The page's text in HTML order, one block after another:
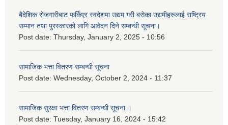
बैदेशिक रोजगारीबाट फर्किएर स्वदेशमा उद्यम गरी बसेका उद्यमीहरुलाई राष्‍ट्रिय
सम्मान तथा पुरस्कारको लागि आवेदन दिने सम्बन्धी सूचना।
Post date: Thursday, January 2, 2025 - 10:56
सामाजिक भत्ता वितरण सम्बन्धी सूचना
Post date: Wednesday, October 2, 2024 - 11:37
सामाजिक सुरक्षा भत्ता वितरण सम्बन्धी सूचना ।
Post date: Tuesday, January 16, 2024 - 15:42